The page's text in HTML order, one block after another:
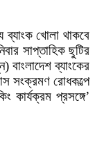
ব্যাংক খোলা থাকবে
সাপ্তাহিক ছুটির
বাংলাদেশ ব্যাংকের
সংক্রমণ রোধকল্পে
কার্যক্রম প্রসঙ্গে’